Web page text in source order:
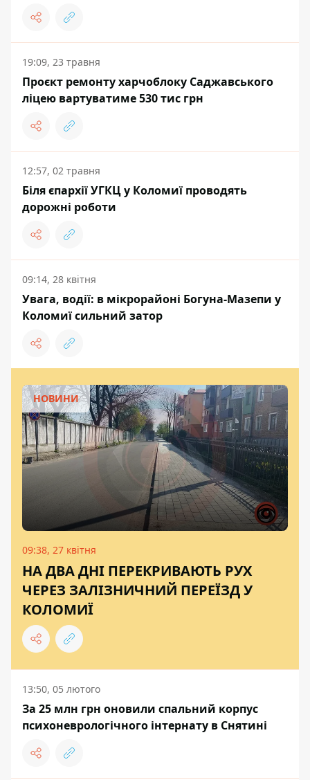
19:09, 23 травня
Проєкт ремонту харчоблоку Саджавського
ліцею вартуватиме 530 тис грн
12:57, 02 травня
Біля єпархії УГКЦ у Коломиї проводять
дорожні роботи
09:14, 28 квітня
Увага, водії: в мікрорайоні Богуна-Мазепи у
Коломиї сильний затор
НОВИНИ
09:38, 27 квітня
НА ДВА ДНІ ПЕРЕКРИВАЮТЬ РУХ
ЧЕРЕЗ ЗАЛІЗНИЧНИЙ ПЕРЕЇЗД У
КОЛОМИЇ
13:50, 05 лютого
За 25 млн грн оновили спальний корпус
психоневрологічного інтернату в Снятині